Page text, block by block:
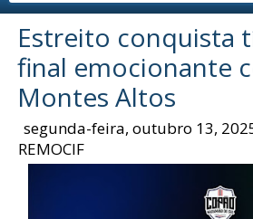
Estreito conquista
final emocionante
Montes Altos
segunda-feira, outubro 13,
REMOCIF